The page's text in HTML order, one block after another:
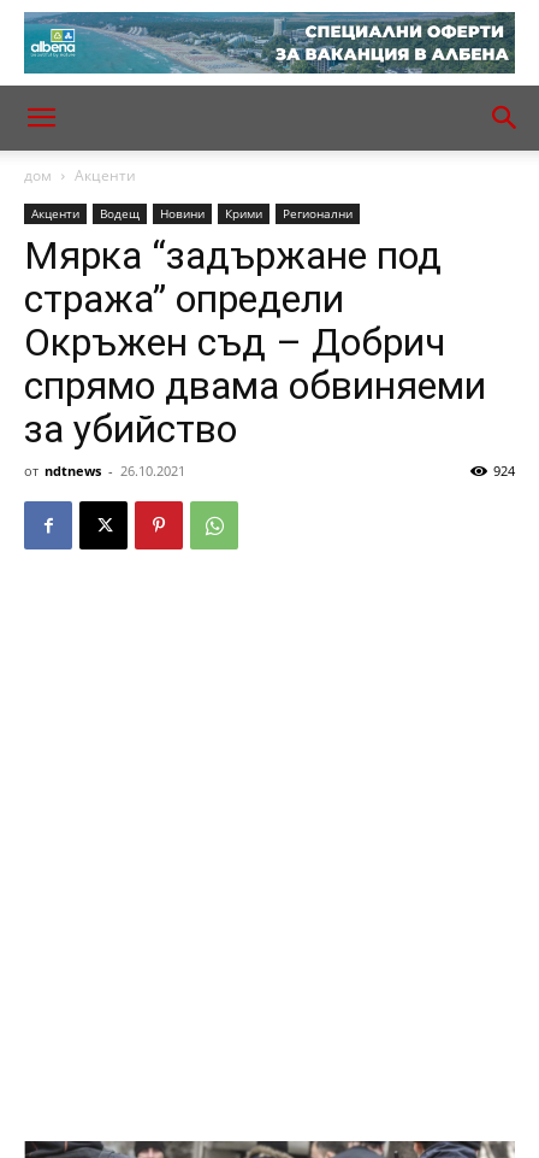
дом Акценти
Акценти Водещ Новини Крими Регионални
Мярка “задържане под
стража” определи
Окръжен съд – Добрич
спрямо двама обвиняеми
за убийство
от ndtnews - 26.10.2021 924